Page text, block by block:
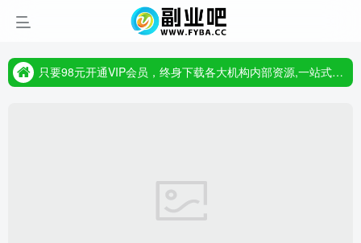
只要98元开通VIP会员，终身下载各大机构内部资源,一站式草根创业基地,最新最强网赚教程大全，小投入，大回报!